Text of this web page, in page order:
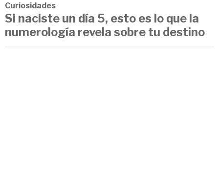
Curiosidades
Si naciste un día 5, esto es lo que la
numerología revela sobre tu destino